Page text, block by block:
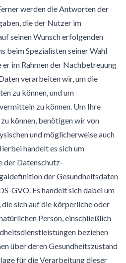
werden die Antworten der
die der Nutzer im
seinen Wunsch erfolgenden
beim Spezialisten seiner Wahl
im Rahmen der Nachbetreuung
verarbeiten wir, um die
zu können, und um
zu können. Um Ihre
können, benötigen wir von
und möglicherweise auch
handelt es sich um
der Datenschutz-
der Gesundheitsdaten
GVO. Es handelt sich dabei um
sich auf die körperliche oder
Person, einschließlich
beziehen
über deren Gesundheitszustand
für die Verarbeitung dieser